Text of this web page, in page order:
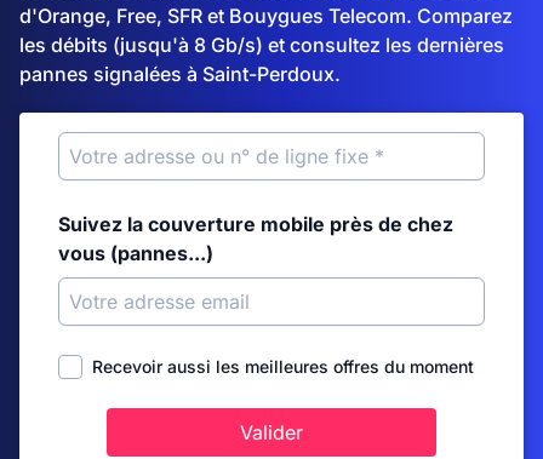
d'Orange, Free, SFR et Bouygues Telecom. Comparez
les débits (jusqu'à 8 Gb/s) et consultez les dernières
pannes signalées à Saint-Perdoux.
Suivez la couverture mobile près de chez
vous (pannes...)
Recevoir aussi les meilleures offres du moment
Valider